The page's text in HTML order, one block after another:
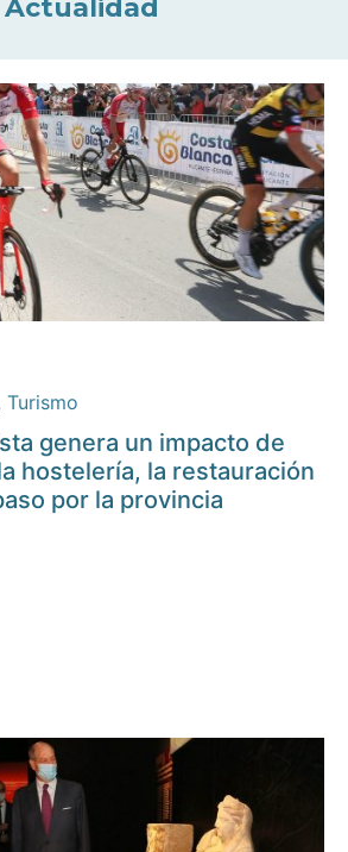
Actualidad
Turismo
genera un impacto de
hostelería, la restauración
por la provincia